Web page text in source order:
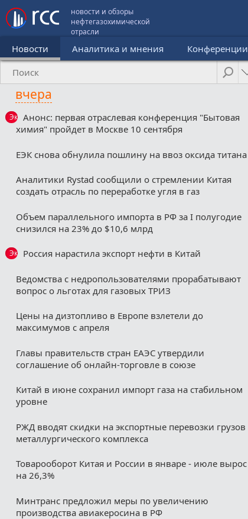
новости и обзоры
нефтегазохимической
отрасли
Новости Аналитика и мнения Конференции
вчера
Эксклюзив
Анонс: первая отраслевая конференция "Бытовая
химия" пройдет в Москве 10 сентября
ЕЭК снова обнулила пошлину на ввоз оксида титана
Аналитики Rystad сообщили о стремлении Китая
создать отрасль по переработке угля в газ
Объем параллельного импорта в РФ за I полугодие
снизился на 23% до $10,6 млрд
Эксклюзив
Россия нарастила экспорт нефти в Китай
Ведомства с недропользователями прорабатывают
вопрос о льготах для газовых ТРИЗ
Цены на дизтопливо в Европе взлетели до
максимумов с апреля
Главы правительств стран ЕАЭС утвердили
соглашение об онлайн-торговле в союзе
Китай в июне сохранил импорт газа на стабильном
уровне
РЖД вводят скидки на экспортные перевозки грузов
металлургического комплекса
Товарооборот Китая и России в январе - июле вырос
на 26,3%
Минтранс предложил меры по увеличению
производства авиакеросина в РФ